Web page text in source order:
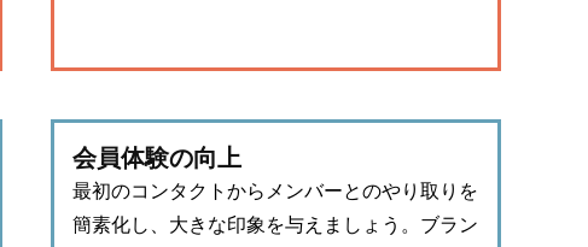
会員体験の向上
最初のコンタクトからメンバーとのやり取りを
簡素化し、大きな印象を与えましょう。ブラン